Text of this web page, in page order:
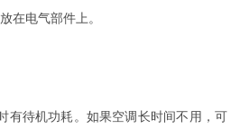
在电气部件上。
有待机功耗。如果空调长时间不用，可